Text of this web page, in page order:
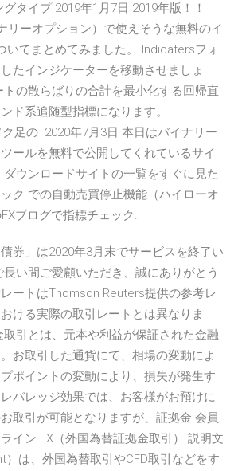
タイプ 2019年1月7日 2019年版！！
リーオプション）で使えそうな無料のイ
いてまとめてみました。 Indicatersフォ
たインジケーターを移動させましょ
トの散らばりの合計を最小化する回帰直
ド系追随型指標になります。
足の 2020年7月3日 本日はバイナリー
ールを無料で公開してくれているサイ
ダウンロードサイトの一覧をすぐに見た
ク での自動売買停止機能（ハイローオ
ブログで指標チェック.
債券」は2020年3月末でサービスを終了い
い間ご愛顧いただき、誠にありがとう
ートはThomson Reuters提供の参考レ
ける実際の取引レートとは異なりま
引とは、元本や利益が保証された金融
お取引した通貨にて、相場の変動によ
ポイントの変動により、損失が発生す
バレッジ効果では、お客様がお預けに
取引が可能となりますが、証拠金 会員
イン FX（外国為替証拠金取引） 説明文
）は、外国為替取引やCFD取引などをす